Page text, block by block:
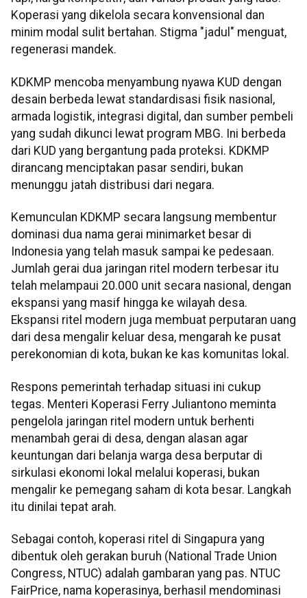
Koperasi yang dikelola secara konvensional dan
minim modal sulit bertahan. Stigma "jadul" menguat,
regenerasi mandek.
KDKMP mencoba menyambung nyawa KUD dengan
desain berbeda lewat standardisasi fisik nasional,
armada logistik, integrasi digital, dan sumber pembeli
yang sudah dikunci lewat program MBG. Ini berbeda
dari KUD yang bergantung pada proteksi. KDKMP
dirancang menciptakan pasar sendiri, bukan
menunggu jatah distribusi dari negara.
Kemunculan KDKMP secara langsung membentur
dominasi dua nama gerai minimarket besar di
Indonesia yang telah masuk sampai ke pedesaan.
Jumlah gerai dua jaringan ritel modern terbesar itu
telah melampaui 20.000 unit secara nasional, dengan
ekspansi yang masif hingga ke wilayah desa.
Ekspansi ritel modern juga membuat perputaran uang
dari desa mengalir keluar desa, mengarah ke pusat
perekonomian di kota, bukan ke kas komunitas lokal.
Respons pemerintah terhadap situasi ini cukup
tegas. Menteri Koperasi Ferry Juliantono meminta
pengelola jaringan ritel modern untuk berhenti
menambah gerai di desa, dengan alasan agar
keuntungan dari belanja warga desa berputar di
sirkulasi ekonomi lokal melalui koperasi, bukan
mengalir ke pemegang saham di kota besar. Langkah
itu dinilai tepat arah.
Sebagai contoh, koperasi ritel di Singapura yang
dibentuk oleh gerakan buruh (National Trade Union
Congress, NTUC) adalah gambaran yang pas. NTUC
FairPrice, nama koperasinya, berhasil mendominasi